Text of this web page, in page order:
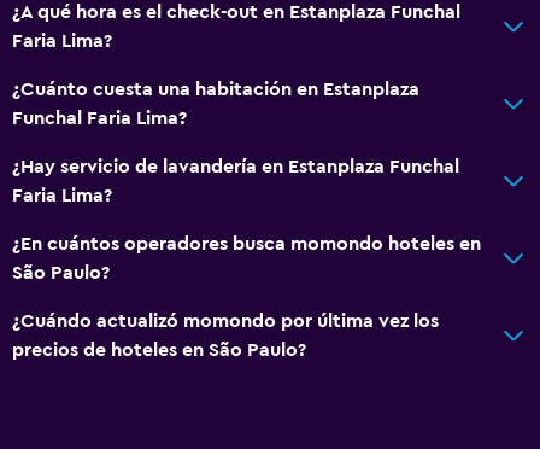
Baño privado
General
Zona de estar
Sofá
Casilleros
Teléfono
Espacio de almacenamiento
Estacionamiento y transporte
¿A qué hora es el check-out en Estanplaza Funchal
Faria Lima?
¿Cuánto cuesta una habitación en Estanplaza
Funchal Faria Lima?
¿Hay servicio de lavandería en Estanplaza Funchal
Faria Lima?
¿En cuántos operadores busca momondo hoteles en
São Paulo?
¿Cuándo actualizó momondo por última vez los
precios de hoteles en São Paulo?